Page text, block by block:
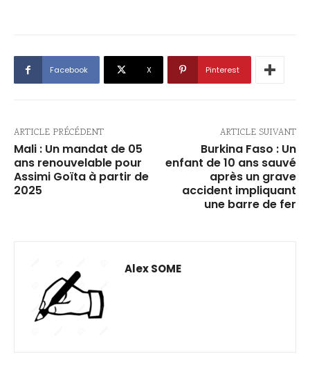
Facebook X Pinterest
ARTICLE PRÉCÉDENT
Mali : Un mandat de 05
ans renouvelable pour
Assimi Goïta à partir de
2025
ARTICLE SUIVANT
Burkina Faso : Un
enfant de 10 ans sauvé
après un grave
accident impliquant
une barre de fer
Alex SOME